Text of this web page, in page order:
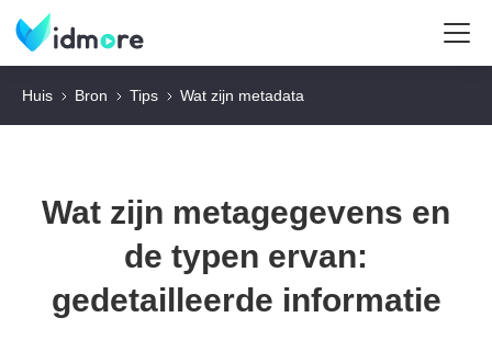
Huis Bron Tips Wat zijn metadata
Wat zijn metagegevens en
de typen ervan:
gedetailleerde informatie